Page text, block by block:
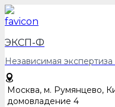
Перейти
к
содержимому
ЭКСП-Ф
Независимая
Москва, м. Румянцево,
домовладение 4